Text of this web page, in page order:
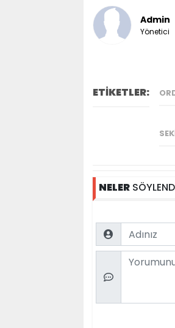
Admin
Yönetici
ETİKETLER:
NELER
Name
Comment